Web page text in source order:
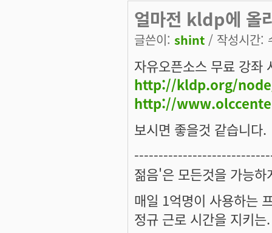
얼마전 kldp에 올
글쓴이: shint / 작성시간:
자유오픈소스 무료 강좌
http://kldp.org/
http://
보시면 좋을것 같습니다.
젊음'은 모든것을 가능하
매일 1억명이 사용하는
정규 근로 시간을 지키